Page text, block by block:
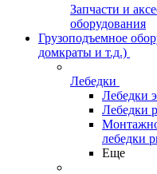
Запчасти и
оборудования
Грузоподъемное
домкраты и т.д.)
Лебедки
Лебедки
Лебедки
лебедки
Еще